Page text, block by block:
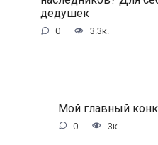
дедушек
0 3.3к.
Мой главный
0 3к.